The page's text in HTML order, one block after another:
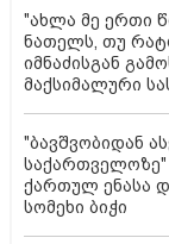
"ახლა მე ერთი
ნათელს, თუ
იმნაძისგან
მაქსიმალური
"ბავშვობიდან
საქართველოზე"
ქართულ ენასა
სომეხი ბიჭი